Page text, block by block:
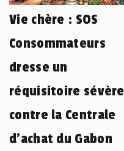
Vie chère : SOS
Consommateurs
dresse un
réquisitoire sévère
contre la Centrale
d’achat du Gabon